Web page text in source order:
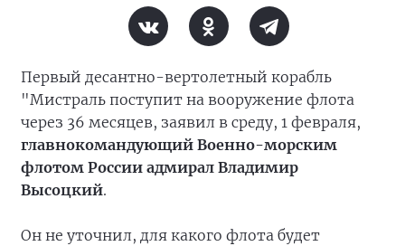
Первый десантно-вертолетный корабль
"Мистраль поступит на вооружение флота
через 36 месяцев, заявил в среду, 1 февраля,
главнокомандующий Военно-морским
флотом России адмирал Владимир
Высоцкий.
Он не уточнил, для какого флота будет